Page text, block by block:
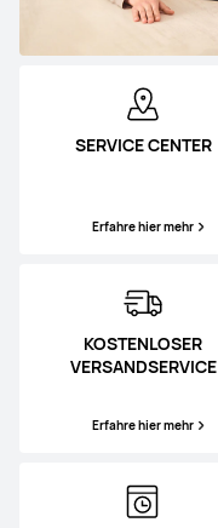
SERVICE CENTER
Erfahre hier mehr
KOSTENLOSER
VERSANDSERVICE
Erfahre hier mehr